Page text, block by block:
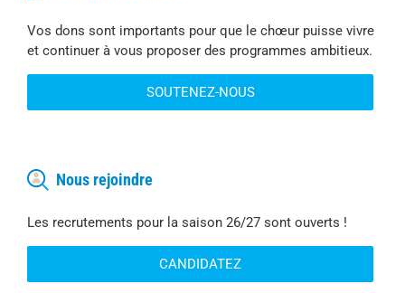
Vos dons sont importants pour que le chœur puisse vivre
et continuer à vous proposer des programmes ambitieux.
SOUTENEZ-NOUS
Nous rejoindre
Les recrutements pour la saison 26/27 sont ouverts !
CANDIDATEZ